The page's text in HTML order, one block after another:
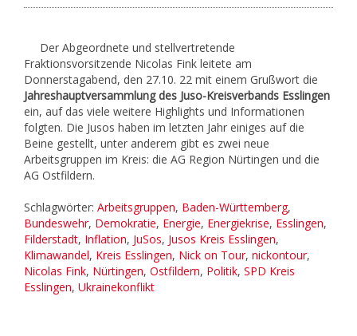
Der Abgeordnete und stellvertretende
Fraktionsvorsitzende Nicolas Fink leitete am
Donnerstagabend, den 27.10. 22 mit einem Grußwort die
Jahreshauptversammlung des Juso-Kreisverbands Esslingen
ein, auf das viele weitere Highlights und Informationen
folgten. Die Jusos haben im letzten Jahr einiges auf die
Beine gestellt, unter anderem gibt es zwei neue
Arbeitsgruppen im Kreis: die AG Region Nürtingen und die
AG Ostfildern.
Schlagwörter: Arbeitsgruppen, Baden-Württemberg,
Bundeswehr, Demokratie, Energie, Energiekrise, Esslingen,
Filderstadt, Inflation, JuSos, Jusos Kreis Esslingen,
Klimawandel, Kreis Esslingen, Nick on Tour, nickontour,
Nicolas Fink, Nürtingen, Ostfildern, Politik, SPD Kreis
Esslingen, Ukrainekonflikt